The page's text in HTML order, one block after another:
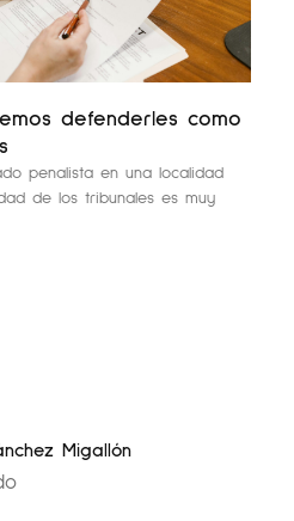
defenderles como
penalista en una localidad
de los tribunales es muy
Migallón